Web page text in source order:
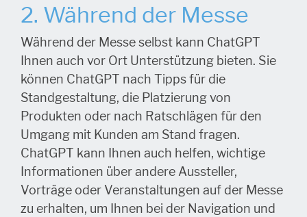
2. Während der Messe
Während der Messe selbst kann ChatGPT
Ihnen auch vor Ort Unterstützung bieten. Sie
können ChatGPT nach Tipps für die
Standgestaltung, die Platzierung von
Produkten oder nach Ratschlägen für den
Umgang mit Kunden am Stand fragen.
ChatGPT kann Ihnen auch helfen, wichtige
Informationen über andere Aussteller,
Vorträge oder Veranstaltungen auf der Messe
zu erhalten, um Ihnen bei der Navigation und